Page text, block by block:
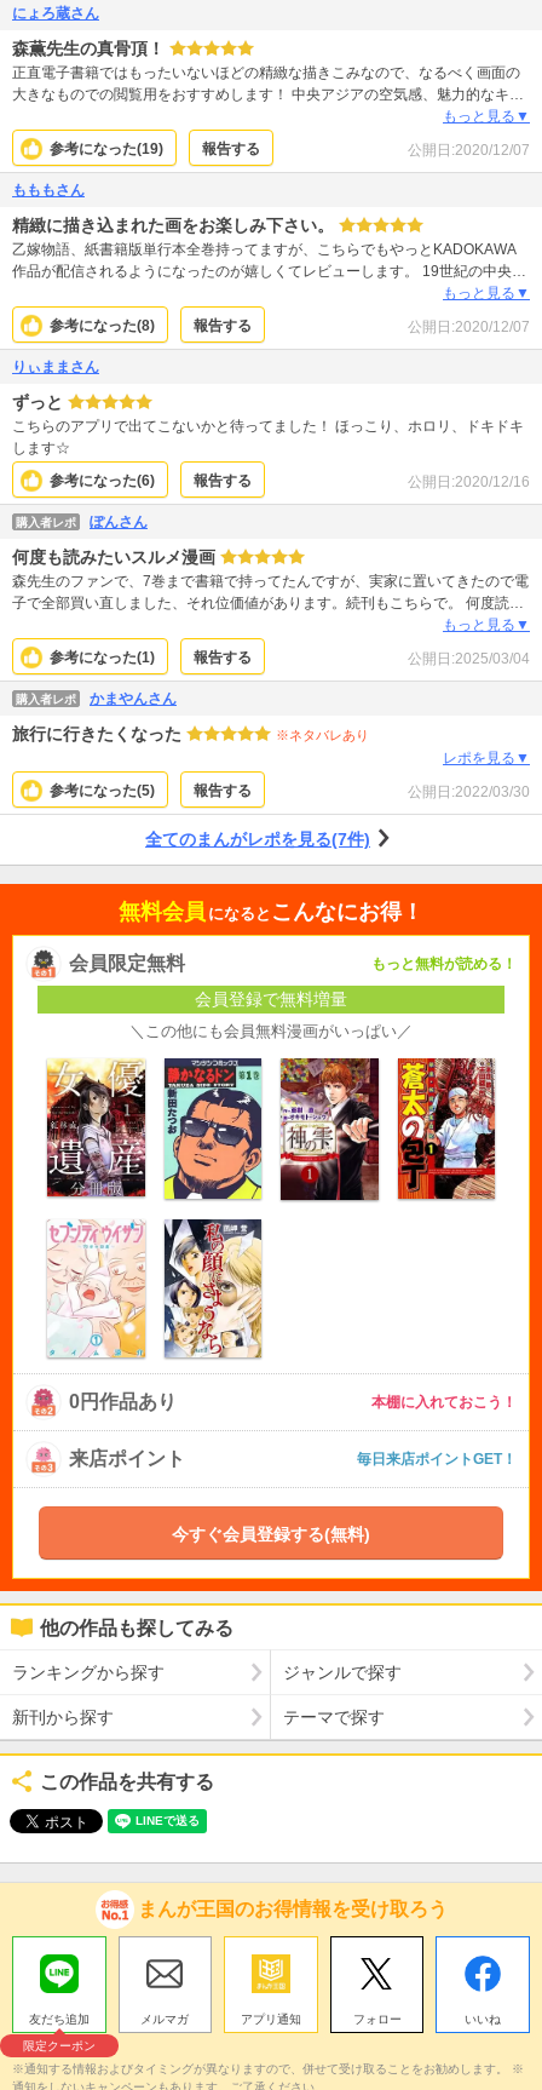
にょろ蔵さん
森薫先生の真骨頂！
正直電子書籍ではもったいないほどの精緻な描きこみなので、なるべく画面の
大きなものでの閲覧用をおすすめします！ 中央アジアの空気感、魅力的なキャ
ラクター、人々の暮らしを丁寧に描いた珠玉の構成、何気ない1コマ、すべてに
おいて完成された、正に一級品です。
もっと見る▼
参考になった(19) 報告する 公開日:2020/12/07
もももさん
精緻に描き込まれた画をお楽しみ下さい。
乙嫁物語、紙書籍版単行本全巻持ってますが、こちらでもやっとKADOKAWA
作品が配信されるようになったのが嬉しくてレビューします。 19世紀の中央ア
ジア諸国を舞台にそこで生きる人々の様子が花嫁さん達（作中では可愛い花嫁
という意味で乙嫁）を中心に丁寧に描かれてます。ストーリーはゆったりとし
た場面が多いですが出てくる刺繍が丁寧に施された衣装や布地、装飾品、工芸
品や野生動物の描き込みが素晴らしくて電子版だとそれが拡大して読めるのが
いいですね。 ストーリーの中心になる花嫁として１巻表紙のアミルさんがいま
すが作中に登場する英国人の旅を通して舞台となる国も変わる巻があり様々な
乙嫁が出てくるのも楽しいです。 時空を超えた異国への旅気分をこちらの作品
で味わえます。
もっと見る▼
参考になった(8) 報告する 公開日:2020/12/07
りぃままさん
ずっと
こちらのアプリで出てこないかと待ってました！ ほっこり、ホロリ、ドキドキ
します☆
参考になった(6) 報告する 公開日:2020/12/16
購入者レポ ぽんさん
何度も読みたいスルメ漫画
森先生のファンで、7巻まで書籍で持ってたんですが、実家に置いてきたので電
子で全部買い直しました、それ位価値があります。続刊もこちらで。 何度読ん
でも素晴らしいです。中央アジア文化も、食べ物も。キャラも素敵。 アミルさ
んの狩ってくる獲物！滅茶苦茶そそられます、ご飯が美味しそう！ とにかく描
き込みが凄くて絵が綺麗、作者さんが楽しんで描いてるのも、読んでて更に魅
力的です。しかもこんな良作が、続刊出るのかなり早い気がします。
もっと見る▼
参考になった(1) 報告する 公開日:2025/03/04
購入者レポ かまやんさん
旅行に行きたくなった ※ネタバレあり
レポを見る▼
参考になった(5) 報告する 公開日:2022/03/30
全てのまんがレポを見る(7件)
無料会員 になると こんなにお得！
会員限定無料 もっと無料が読める！
会員登録で無料増量
＼この他にも会員無料漫画がいっぱい／
0円作品あり 本棚に入れておこう！
来店ポイント 毎日来店ポイントGET！
今すぐ会員登録する(無料)
他の作品も探してみる
ランキングから探す ジャンルで探す
新刊から探す テーマで探す
この作品を共有する
まんが王国のお得情報を受け取ろう
友だち追加
限定クーポン
メルマガ アプリ通知 フォロー いいね
※通知する情報およびタイミングが異なりますので、併せて受け取ることをお勧めします。 ※
通知をしないキャンペーンもあります。ご了承ください。